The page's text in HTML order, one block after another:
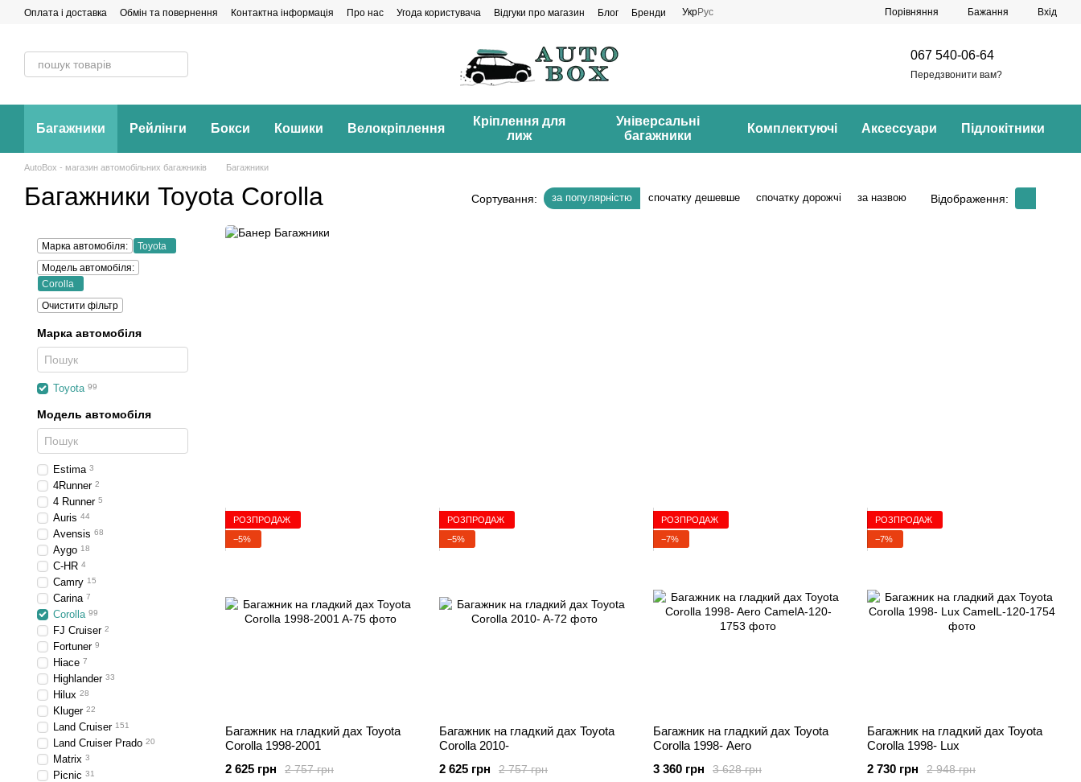
Перейти до основного контенту
Оплата і доставка Обмін та повернення Контактна інформація Про нас Угода користувача Відгуки про магазин Блог Бренди УкрРус Порівняння Бажання Вхід
067 540-06-64
Передзвонити вам?
Багажники Рейлінги Бокси Кошики Велокріплення
Кріплення для
лиж
Універсальні
багажники
Комплектуючі Аксессуари Підлокітники
AutoBox - магазин автомобільних багажників Багажники
Багажники Toyota Corolla Сортування: за популярністю спочатку дешевше спочатку дорожчі за назвою Відображення:
РОЗПРОДАЖ
−5%
Багажник на гладкий дах Toyota
Corolla 1998-2001
2 757 грн
2 625 грн
РОЗПРОДАЖ
−5%
Багажник на гладкий дах Toyota
Corolla 2010-
2 757 грн
2 625 грн
РОЗПРОДАЖ
−7%
Багажник на гладкий дах Toyota
Corolla 1998- Aero
3 628 грн
3 360 грн
РОЗПРОДАЖ
−7%
Багажник на гладкий дах Toyota
Corolla 1998- Lux
2 948 грн
2 730 грн
Марка автомобіля:
Toyota
Модель автомобіля:
Corolla
Очистити фільтр
Марка автомобіля
Toyota 99
Модель автомобіля
Estima 3
4Runner 2
4 Runner 5
Auris 44
Avensis 68
Aygo 18
C-HR 4
Camry 15
Carina 7
Corolla 99
FJ Cruiser 2
Fortuner 9
Hiace 7
Highlander 33
Hilux 28
Kluger 22
Land Cruiser 151
Land Cruiser Prado 20
Matrix 3
Picnic 31